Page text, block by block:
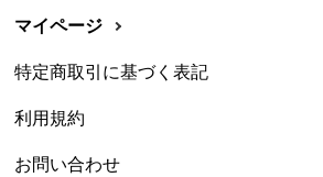
マイページ
特定商取引に基づく表記
利用規約
お問い合わせ